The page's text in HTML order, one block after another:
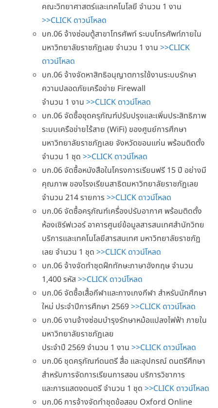
คณะวิทยาศาสตร์และเทคโนโลยี จำนวน 1 งาน
>>CLICK ดาวน์โหลด
บก.06 จ้างซ่อมตู้สาขาโทรศัพท์ ระบบโทรศัพท์ภายใน
มหาวิทยาลัยราชภัฏเลย จำนวน 1 งาน >>CLICK
ดาวน์โหลด
บก.06 จ้างจัดหาสิทธิอนุญาตการใช้งานระบบรักษา
ความปลอดภัยเครือข่าย Firewall
จำนวน 1 งาน >>CLICK ดาวน์โหลด
บก.06 จัดซื้อชุดครุภัณฑ์ปรับปรุงและเพิ่มประสิทธิภาพ
ระบบเครือข่ายไร้สาย (WiFi) ของศูนย์การศึกษา
มหาวิทยาลัยราชภัฏเลย จังหวัดขอนแก่น พร้อมติดตั้ง
จำนวน 1 ชุด >>CLICK ดาวน์โหลด
บก.06 จัดซื้อหนังสือในโครงการเรียนฟรี 15 ปี อย่างมี
คุณภาพ ของโรงเรียนสาธิตมหาวิทยาลัยราชภัฏเลย
จำนวน 214 รายการ>>CLICK ดาวน์โหลด
บก.06 จัดซื้อครุภัณฑ์เครื่องปรับอากาศ พร้อมติดตั้ง
ห้องเซิร์ฟเวอร์ อาคารศูนย์ข้อมูลสารสนเทศสำนักวิทย
บริการและเทคโนโลยีสารสนเทศ มหาวิทยาลัยราชภัฏ
เลย จำนวน 1 ชุด >>CLICK ดาวน์โหลด
บก.06 จ้างจัดทำชุดฝึกทักษะภาษาอังกฤษ จำนวน
1,400 รหัส>>CLICK ดาวน์โหลด
บก.06 จัดซื้อเสื้อกีฬาและกางเกงกีฬา สำหรับนักศึกษา
ใหม่ ประจำปีการศึกษา 2569>>CLICK ดาวน์โหลด
บก.06 งานจ้างซ่อมบำรุงรักษาหม้อแปลงไฟฟ้า ภายใน
มหาวิทยาลัยราชภัฏเลย
ประจำปี 2569 จำนวน 1 งาน >>CLICK ดาวน์โหลด
บก.06 ชุดครุภัณฑ์ดนตรี สื่อ และอุปกรณ์ ดนตรีศึกษา
สำหรับการจัดการเรียนการสอน บริการวิชาการ
และการแสดงดนตรี จำนวน 1 ชุด >>CLICK ดาวน์โหลด
บก.06 การจ้างจัดทำชุดข้อสอบ Oxford Online